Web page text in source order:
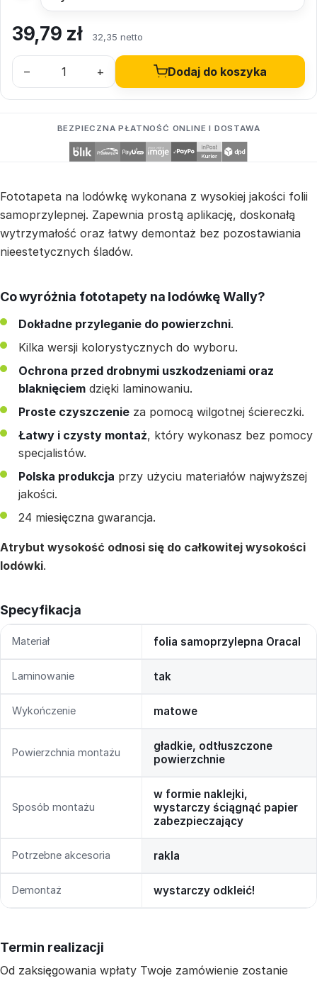
39,79 zł 32,35 netto
– + Dodaj do koszyka
BEZPIECZNA PŁATNOŚĆ ONLINE I DOSTAWA
Fototapeta na lodówkę wykonana z wysokiej jakości folii
samoprzylepnej. Zapewnia prostą aplikację, doskonałą
wytrzymałość oraz łatwy demontaż bez pozostawiania
nieestetycznych śladów.
Co wyróżnia fototapety na lodówkę Wally?
Dokładne przyleganie do powierzchni.
Kilka wersji kolorystycznych do wyboru.
Ochrona przed drobnymi uszkodzeniami oraz
blaknięciem dzięki laminowaniu.
Proste czyszczenie za pomocą wilgotnej ściereczki.
Łatwy i czysty montaż, który wykonasz bez pomocy
specjalistów.
Polska produkcja przy użyciu materiałów najwyższej
jakości.
24 miesięczna gwarancja.
Atrybut wysokość odnosi się do całkowitej wysokości
lodówki.
Specyfikacja
Materiał folia samoprzylepna Oracal
Laminowanie tak
Wykończenie matowe
Powierzchnia montażu
gładkie, odtłuszczone
powierzchnie
Sposób montażu
w formie naklejki,
wystarczy ściągnąć papier
zabezpieczający
Potrzebne akcesoria rakla
Demontaż wystarczy odkleić!
Termin realizacji
Od zaksięgowania wpłaty Twoje zamówienie zostanie